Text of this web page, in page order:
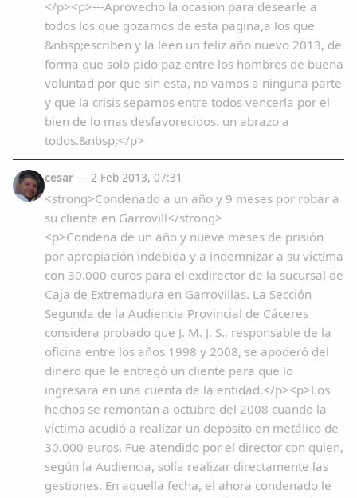
</p><p>---Aprovecho la ocasion para desearle a
todos los que gozamos de esta pagina,a los que
&nbsp;escriben y la leen un feliz año nuevo 2013, de
forma que solo pido paz entre los hombres de buena
voluntad por que sin esta, no vamos a ninguna parte
y que la crisis sepamos entre todos vencerla por el
bien de lo mas desfavorecidos. un abrazo a
todos.&nbsp;</p>
cesar — 2 Feb 2013, 07:31
<strong>Condenado a un año y 9 meses por robar a
su cliente en Garrovill</strong>
<p>Condena de un año y nueve meses de prisión
por apropiación indebida y a indemnizar a su víctima
con 30.000 euros para el exdirector de la sucursal de
Caja de Extremadura en Garrovillas. La Sección
Segunda de la Audiencia Provincial de Cáceres
considera probado que J. M. J. S., responsable de la
oficina entre los años 1998 y 2008, se apoderó del
dinero que le entregó un cliente para que lo
ingresara en una cuenta de la entidad.</p><p>Los
hechos se remontan a octubre del 2008 cuando la
víctima acudió a realizar un depósito en metálico de
30.000 euros. Fue atendido por el director con quien,
según la Audiencia, solía realizar directamente las
gestiones. En aquella fecha, el ahora condenado le